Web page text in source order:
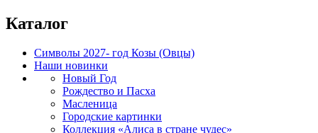
Каталог
Символы 2027- год Козы (Овцы)
Наши новинки
Новый Год
Рождество и Пасха
Масленица
Городские картинки
Коллекция «Алиса в стране чудес»